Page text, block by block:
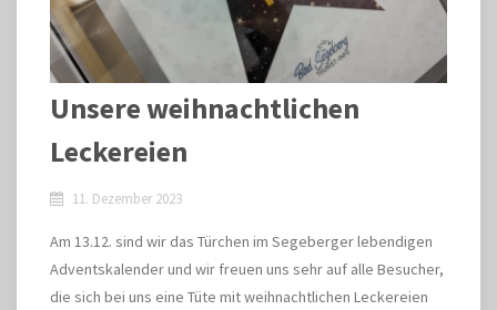
Unsere weihnachtlichen
Leckereien
11. Dezember 2023
Am 13.12. sind wir das Türchen im Segeberger lebendigen
Adventskalender und wir freuen uns sehr auf alle Besucher,
die sich bei uns eine Tüte mit weihnachtlichen Leckereien